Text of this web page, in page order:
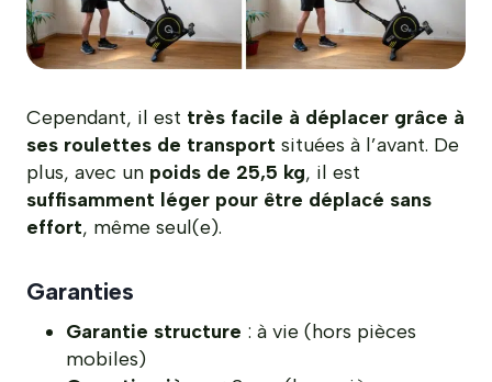
Cependant, il est très facile à déplacer grâce à
ses roulettes de transport situées à l’avant. De
plus, avec un poids de 25,5 kg, il est
suffisamment léger pour être déplacé sans
effort, même seul(e).
Garanties
Garantie structure : à vie (hors pièces
mobiles)